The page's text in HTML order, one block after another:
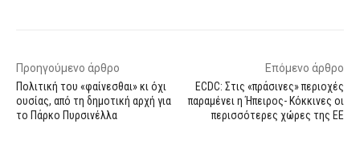
Προηγούμενο άρθρο
Πολιτική του «φαίνεσθαι» κι όχι
ουσίας, από τη δημοτική αρχή για
το Πάρκο Πυρσινέλλα
Επόμενο άρθρο
ECDC: Στις «πράσινες» περιοχές
παραμένει η Ήπειρος- Κόκκινες οι
περισσότερες χώρες της ΕΕ